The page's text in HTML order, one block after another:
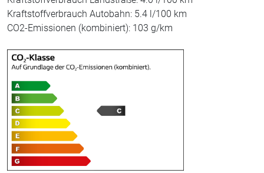
Kraftstoffverbrauch Autobahn: 5.4 l/100 km
CO2-Emissionen (kombiniert): 103 g/km